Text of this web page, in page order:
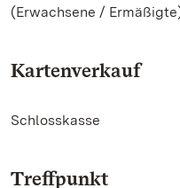
(Erwachsene /
Kartenverkauf
Schlosskasse
Treffpunkt